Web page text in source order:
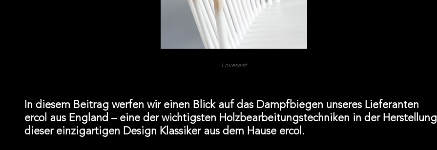
Loveseat
In diesem Beitrag werfen wir einen Blick auf das Dampfbiegen unseres Lieferanten
ercol aus England – eine der wichtigsten Holzbearbeitungstechniken in der Herstellung
dieser einzigartigen Design Klassiker aus dem Hause ercol.